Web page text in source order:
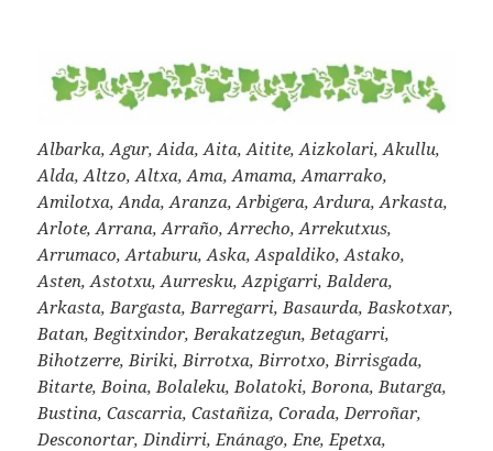
Albarka, Agur, Aida, Aita, Aitite, Aizkolari, Akullu,
Alda, Altzo, Altxa, Ama, Amama, Amarrako,
Amilotxa, Anda, Aranza, Arbigera, Ardura, Arkasta,
Arlote, Arrana, Arraño, Arrecho, Arrekutxus,
Arrumaco, Artaburu, Aska, Aspaldiko, Astako,
Asten, Astotxu, Aurresku, Azpigarri, Baldera,
Arkasta, Bargasta, Barregarri, Basaurda, Baskotxar,
Batan, Begitxindor, Berakatzegun, Betagarri,
Bihotzerre, Biriki, Birrotxa, Birrotxo, Birrisgada,
Bitarte, Boina, Bolaleku, Bolatoki, Borona, Butarga,
Bustina, Cascarria, Castañiza, Corada, Derroñar,
Desconortar, Dindirri, Enánago, Ene, Epetxa,